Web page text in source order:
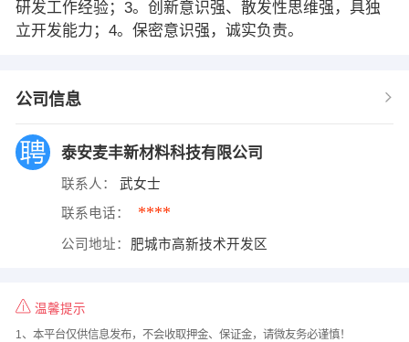
研发工作经验；3。创新意识强、散发性思维强，具独
立开发能力；4。保密意识强，诚实负责。
公司信息
泰安麦丰新材料科技有限公司
联系人： 武女士
联系电话： ****
公司地址： 肥城市高新技术开发区
温馨提示
1、本平台仅供信息发布，不会收取押金、保证金，请微友务必谨慎！